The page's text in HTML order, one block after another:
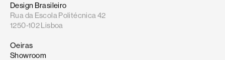
Design Brasileiro
Rua da Escola Politécnica 42
1250-102 Lisboa
Oeiras
Showroom